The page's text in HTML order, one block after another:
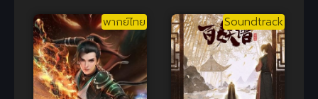
พากย์ไทย Soundtrack